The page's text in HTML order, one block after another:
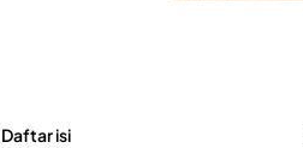
Daftar isi